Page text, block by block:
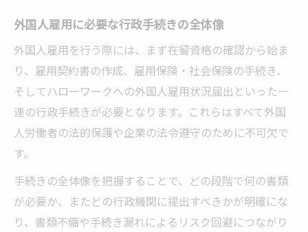
外国人雇用で見落としがちな行政手続き注
外国人雇用状況届出書の記入例と実務のコ
外国人雇用時の在留資格確認の重要性を解
説
外国人雇用 ハローワーク提出時の留意事項
手続きに迷うなら外国人雇用状況届出書を確認
外国人雇用状況届出書の提出方法を徹底解
外国人雇用に必要な行政手続きの全体像
外国人雇用を行う際には、まず在留資格の確認から始ま
り、雇用契約書の作成、雇用保険・社会保険の手続き、
そしてハローワークへの外国人雇用状況届出といった一
連の行政手続きが必要となります。これらはすべて外国
人労働者の法的保護や企業の法令遵守のために不可欠で
す。
手続きの全体像を把握することで、どの段階で何の書類
が必要か、またどの行政機関に提出すべきかが明確にな
り、書類不備や手続き漏れによるリスク回避につながり